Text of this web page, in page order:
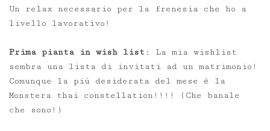
Un relax necessario per la frenesia che ho a
livello lavorativo!
Prima pianta in wish list : La mia wishlist
sembra una lista di invitati ad un matrimonio!
Comunque la più desiderata del mese è la
Monstera thai constellation!!!! (Che banale
che sono!)